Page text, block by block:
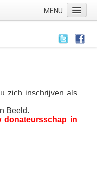
MENU
zich inschrijven als
Beeld.
donateursschap in